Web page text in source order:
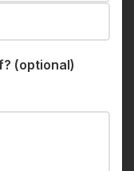
(optional)